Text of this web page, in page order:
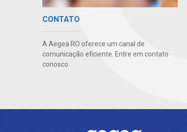
CONTATO
A Aegea RO oferece um canal de
comunicação eficiente. Entre em contato
conosco.